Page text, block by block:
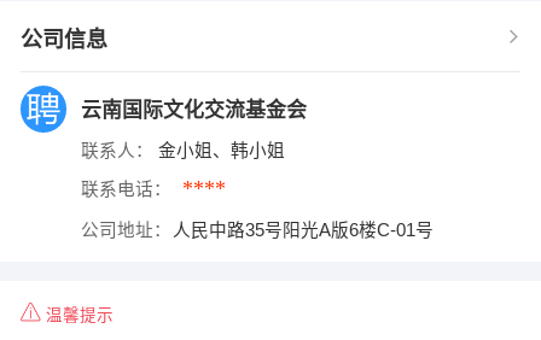
公司信息
云南国际文化交流基金会
联系人： 金小姐、韩小姐
联系电话： ****
公司地址： 人民中路35号阳光A版6楼C-01号
温馨提示